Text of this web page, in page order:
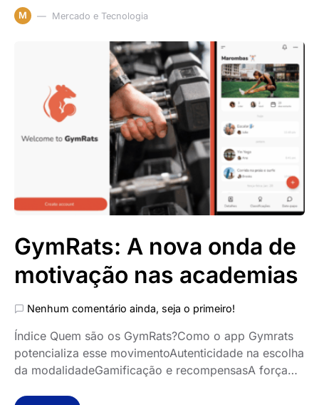
M Mercado e Tecnologia
GymRats: A nova onda de
motivação nas academias
Nenhum comentário ainda, seja o primeiro!
Índice Quem são os GymRats?Como o app Gymrats
potencializa esse movimentoAutenticidade na escolha
da modalidadeGamificação e recompensasA força…